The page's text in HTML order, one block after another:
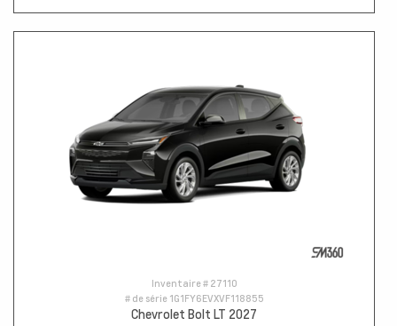
Inventaire # 27110
# de série 1G1FY6EVXVF118855
Chevrolet Bolt LT 2027